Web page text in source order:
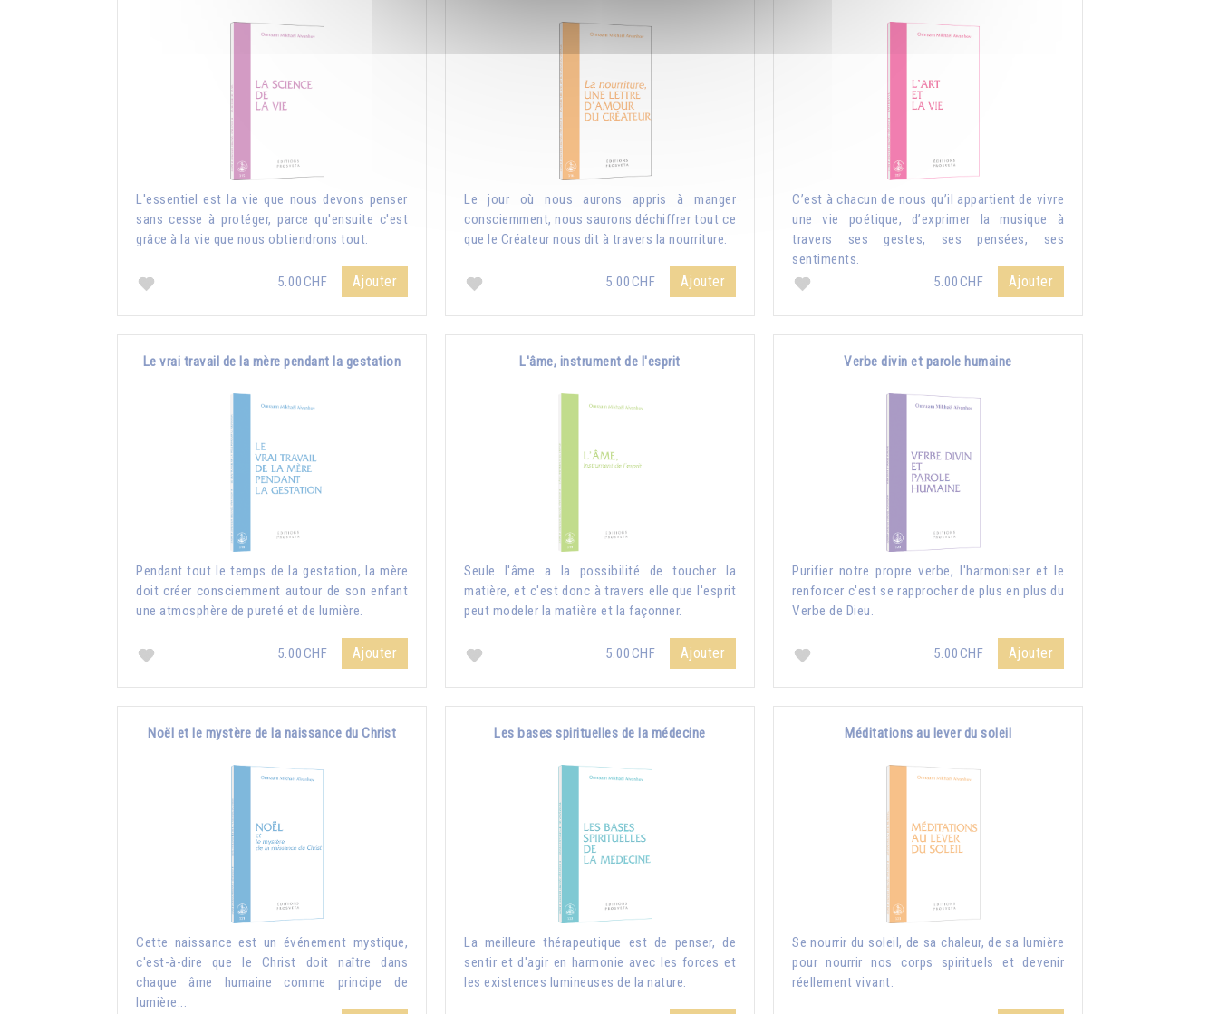
L'essentiel est la vie que nous devons penser
sans cesse à protéger, parce qu'ensuite c'est
grâce à la vie que nous obtiendrons tout.
5.00CHF Ajouter
Le jour où nous aurons appris à manger
consciemment, nous saurons déchiffrer tout ce
que le Créateur nous dit à travers la nourriture.
5.00CHF Ajouter
C’est à chacun de nous qu’il appartient de vivre
une vie poétique, d’exprimer la musique à
travers ses gestes, ses pensées, ses
sentiments.
5.00CHF
Ajouter
Le vrai travail de la mère pendant la gestation
Pendant tout le temps de la gestation, la mère
doit créer consciemment autour de son enfant
une atmosphère de pureté et de lumière.
5.00CHF Ajouter
L'âme, instrument de l'esprit
Seule l'âme a la possibilité de toucher la
matière, et c'est donc à travers elle que l'esprit
peut modeler la matière et la façonner.
5.00CHF Ajouter
Verbe divin et parole humaine
Purifier notre propre verbe, l'harmoniser et le
renforcer c'est se rapprocher de plus en plus du
Verbe de Dieu.
5.00CHF Ajouter
Noël et le mystère de la naissance du Christ
Cette naissance est un événement mystique,
c'est-à-dire que le Christ doit naître dans
chaque âme humaine comme principe de
lumière...
Les bases spirituelles de la médecine
La meilleure thérapeutique est de penser, de
sentir et d'agir en harmonie avec les forces et
les existences lumineuses de la nature.
Méditations au lever du soleil
Se nourrir du soleil, de sa chaleur, de sa lumière
pour nourrir nos corps spirituels et devenir
réellement vivant.